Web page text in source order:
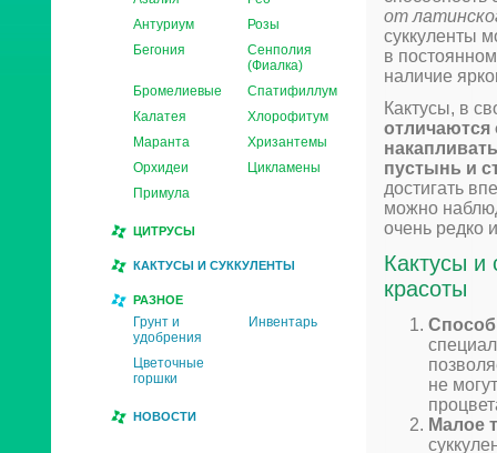
Антуриум
Розы
Бегония
Сенполия
(Фиалка)
Бромелиевые
Спатифиллум
Калатея
Хлорофитум
Маранта
Хризантемы
Орхидеи
Цикламены
Примула
ЦИТРУСЫ
КАКТУСЫ И СУККУЛЕНТЫ
РАЗНОЕ
Грунт и
удобрения
Инвентарь
Цветочные
горшки
НОВОСТИ
от
суккуленты
в
наличие
Кактусы, в
отличаются
пустынь и
достигать
можно
очень редко
Кактусы и
красоты
не
Малое